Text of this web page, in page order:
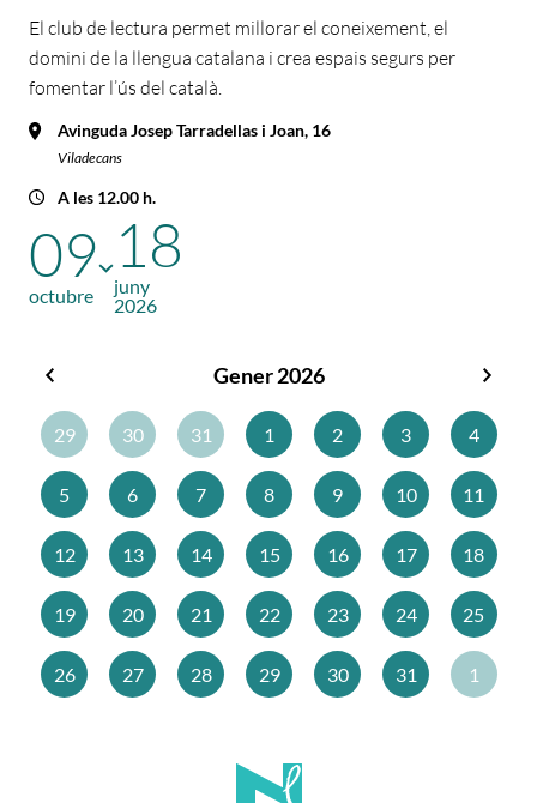
El club de lectura permet millorar el coneixement, el
domini de la llengua catalana i crea espais segurs per
fomentar l’ús del català.
Avinguda Josep Tarradellas i Joan, 16
Viladecans
A les 12.00 h.
09
octubre
18
juny
2026
Gener 2026
29
30 31 1 2 3 4
5 6 7 8 9 10 11
12 13 14 15 16 17 18
19 20 21 22 23 24 25
26 27 28 29 30 31 1